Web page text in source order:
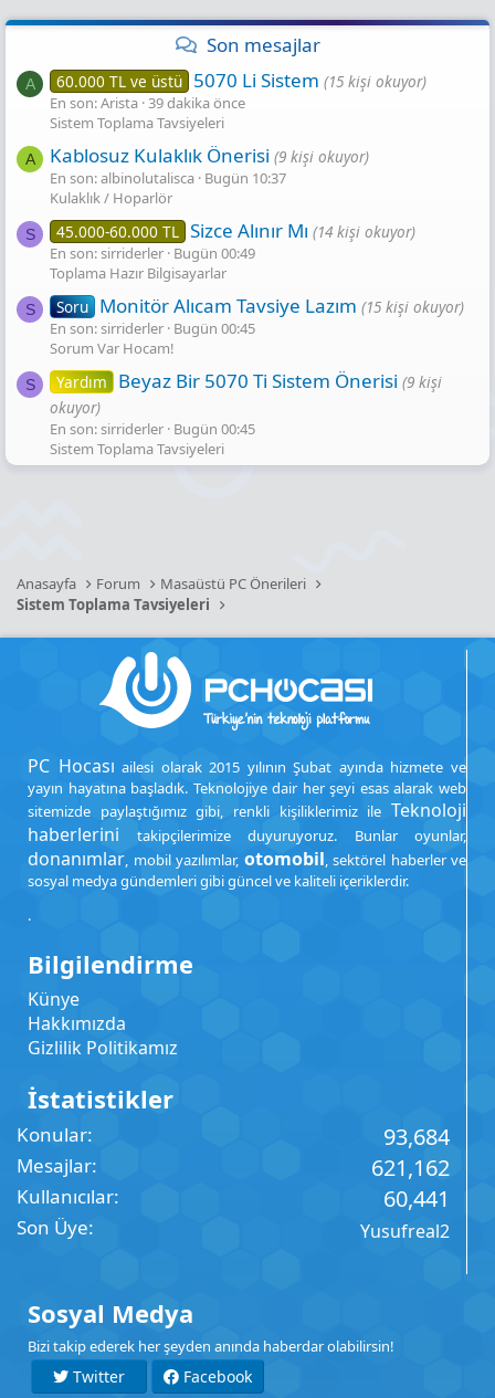
Son mesajlar
A 60.000 TL ve üstü 5070 Li Sistem (15 kişi okuyor)
En son: Arista 39 dakika önce
Sistem Toplama Tavsiyeleri
A Kablosuz Kulaklık Önerisi (9 kişi okuyor)
En son: albinolutalisca Bugün 10:37
Kulaklık / Hoparlör
S 45.000-60.000 TL Sizce Alınır Mı (14 kişi okuyor)
En son: sirriderler Bugün 00:49
Toplama Hazır Bilgisayarlar
S Soru Monitör Alıcam Tavsiye Lazım (15 kişi okuyor)
En son: sirriderler Bugün 00:45
Sorum Var Hocam!
S Yardım Beyaz Bir 5070 Ti Sistem Önerisi (9 kişi
okuyor)
En son: sirriderler Bugün 00:45
Sistem Toplama Tavsiyeleri
Anasayfa Forum
Masaüstü PC Önerileri
Sistem Toplama Tavsiyeleri
PC Hocası ailesi olarak 2015 yılının Şubat ayında hizmete ve
yayın hayatına başladık. Teknolojiye dair her şeyi esas alarak web
sitemizde paylaştığımız gibi, renkli kişiliklerimiz ile Teknoloji
haberlerini takipçilerimize duyuruyoruz. Bunlar oyunlar,
donanımlar, mobil yazılımlar, otomobil, sektörel haberler ve
sosyal medya gündemleri gibi güncel ve kaliteli içeriklerdir.
.
Bilgilendirme
Künye
Hakkımızda
Gizlilik Politikamız
İstatistikler
Konular 93,684
Mesajlar 621,162
Kullanıcılar 60,441
Son Üye Yusufreal2
Sosyal Medya
Bizi takip ederek her şeyden anında haberdar olabilirsin!
Twitter Facebook